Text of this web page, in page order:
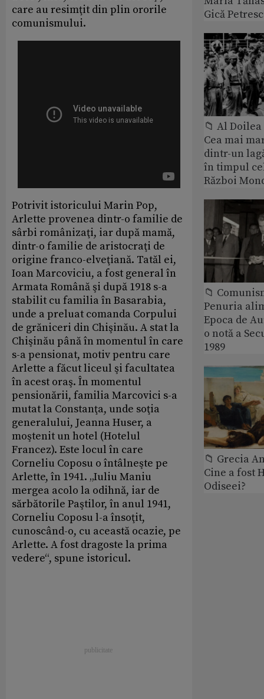
care au resimţit din plin ororile
comunismului.
Potrivit istoricului Marin Pop,
Arlette provenea dintr-o familie de
sârbi românizaţi, iar după mamă,
dintr-o familie de aristocraţi de
origine franco-elveţiană. Tatăl ei,
Ioan Marcoviciu, a fost general în
Armata Română şi după 1918 s-a
stabilit cu familia în Basarabia,
unde a preluat comanda Corpului
de grăniceri din Chişinău. A stat la
Chişinău până în momentul în care
s-a pensionat, motiv pentru care
Arlette a făcut liceul şi facultatea
în acest oraş. În momentul
pensionării, familia Marcovici s-a
mutat la Constanţa, unde soţia
generalului, Jeanna Huser, a
moştenit un hotel (Hotelul
Francez). Este locul în care
Corneliu Coposu o întâlneşte pe
Arlette, în 1941. „Iuliu Maniu
mergea acolo la odihnă, iar de
sărbătorile Paştilor, în anul 1941,
Corneliu Coposu l-a însoţit,
cunoscând-o, cu această ocazie, pe
Arlette. A fost dragoste la prima
vedere“, spune istoricul.
Gică
📁 Al
Cea mai
dintr-un
în timpul
Război
📁
Penuria
Epoca de
o notă a
1989
📁 Grecia
Cine a fost
Odiseei?